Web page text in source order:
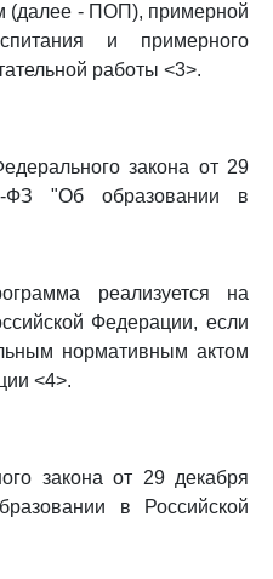
(далее - ПОП), примерной
и примерного
работы <3>.
закона от 29
ФЗ "Об образовании в
реализуется на
Федерации, если
нормативным актом
<4>.
закона от 29 декабря
в Российской